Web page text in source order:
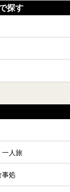
探す
一人旅
事処